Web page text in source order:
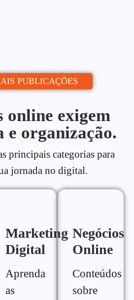
PUBLICAÇÕES
online exigem
e organização.
principais categorias para
jornada no digital.
Marketing
Digital
Aprenda
as
Negócios
Online
Conteúdos
sobre